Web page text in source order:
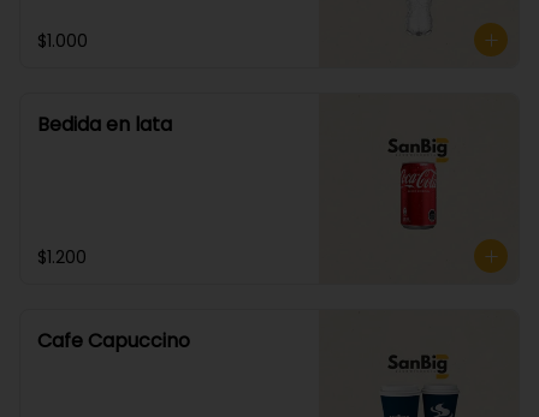
$1.000
Bedida en lata
$1.200
Cafe Capuccino